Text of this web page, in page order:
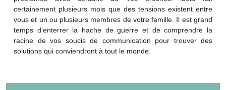
certainement plusieurs mois que des tensions existent entre
vous et un ou plusieurs membres de votre famille. Il est grand
temps d’enterrer la hache de guerre et de comprendre la
racine de vos soucis de communication pour trouver des
solutions qui conviendront à tout le monde.